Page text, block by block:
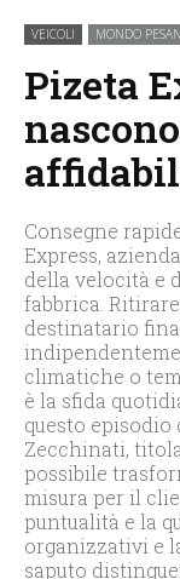
VEICOLI MONDO
Pizeta
Consegne
Express,
della velocità e
fabbrica.
destinatario
climatiche o
è la sfida
questo episodio
Zecchinati,
possibile
misura per il
puntualità e la
organizzativi e
saputo